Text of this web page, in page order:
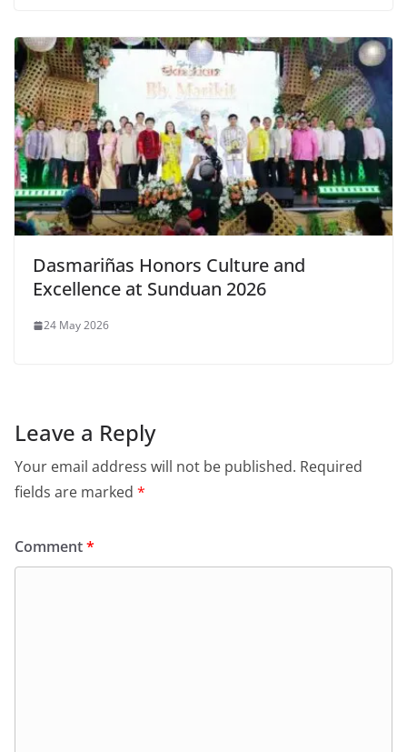
Dasmariñas Honors Culture and
Excellence at Sunduan 2026
24 May 2026
Leave a Reply
Your email address will not be published. Required
fields are marked *
Comment*